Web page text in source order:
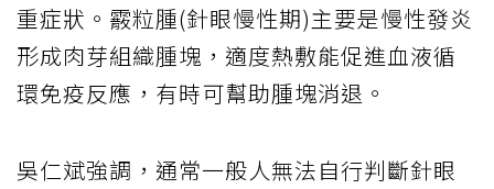
重症狀。霰粒腫(針眼慢性期)主要是慢性發炎
形成肉芽組織腫塊，適度熱敷能促進血液循
環免疫反應，有時可幫助腫塊消退。
吳仁斌強調，通常一般人無法自行判斷針眼